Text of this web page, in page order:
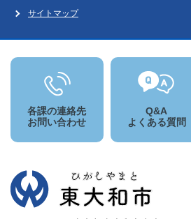
サイトマップ
各課の連絡先
お問い合わせ
Q&A
よくある質問